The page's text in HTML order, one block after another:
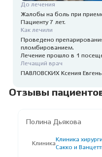
До лечения
Жалобы на боль при
Пациенту 7 лет.
Как лечили
Проведено
пломбированием.
Лечение прошло в 1
Лечащий врач
ПАВЛОВСКИХ Ксения
Отзывы
Полина Дьякова
Клиника
Клиника
Сакко и